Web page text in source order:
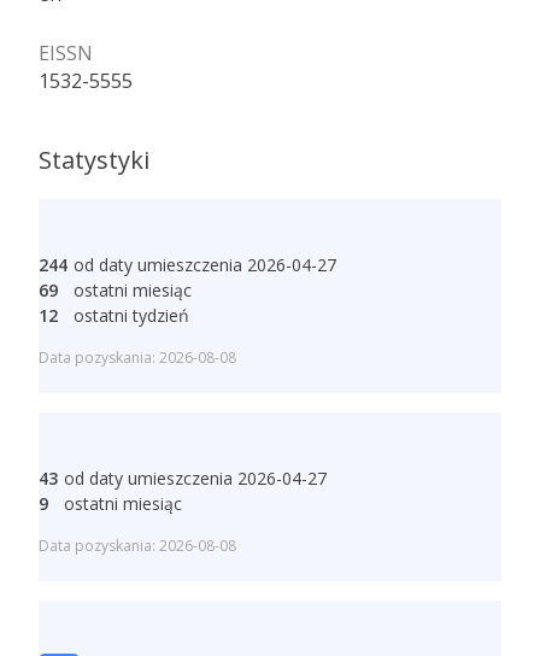
EISSN
1532-5555
Statystyki
244 od daty umieszczenia 2026-04-27
69
ostatni miesiąc
12
ostatni tydzień
Data pozyskania: 2026-08-08
43 od daty umieszczenia 2026-04-27
9
ostatni miesiąc
Data pozyskania: 2026-08-08